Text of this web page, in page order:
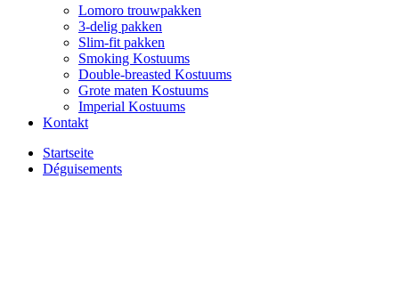
Lomoro trouwpakken
3-delig pakken
Slim-fit pakken
Smoking Kostuums
Double-breasted Kostuums
Grote maten Kostuums
Imperial Kostuums
Kontakt
Startseite
Déguisements